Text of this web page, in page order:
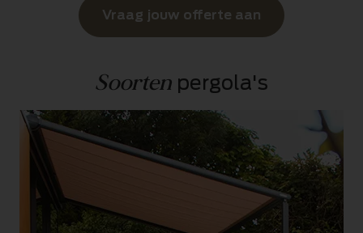
Vraag jouw offerte aan
Soorten pergola's